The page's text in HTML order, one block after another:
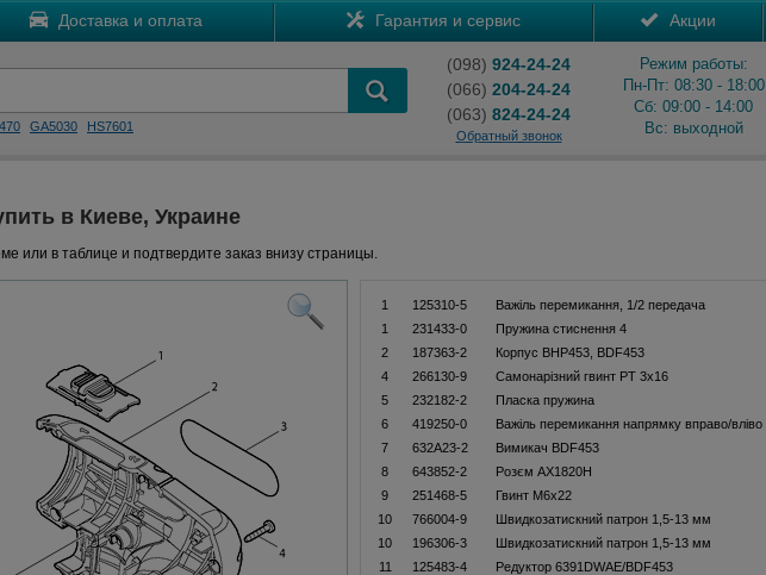
Доставка и оплата Гарантия и сервис Акции
GA5030 HS7601
(098) 924-24-24
(066) 204-24-24
(063) 824-24-24
Обратный звонок
Режим работы:
Пн-Пт: 08:30 - 18:00
Сб: 09:00 - 14:00
Вс: выходной
в Киеве, Украине
или в таблице и подтвердите заказ внизу страницы.
1 125310-5 Важіль перемикання, 1/2 передача
1
231433-0 Пружина стиснення 4
2
187363-2 Корпус BHP453, BDF453
4
266130-9 Самонарізний гвинт PT 3x16
5
232182-2 Пласка пружина
6
419250-0 Важіль перемикання напрямку вправо/вліво
7
632A23-2 Вимикач BDF453
8
643852-2 Розєм AX1820H
9
251468-5 Гвинт M6x22
10
766004-9 Швидкозатискний патрон 1,5-13 мм
10
196306-3 Швидкозатискний патрон 1,5-13 мм
11
125483-4 Редуктор 6391DWAE/BDF453